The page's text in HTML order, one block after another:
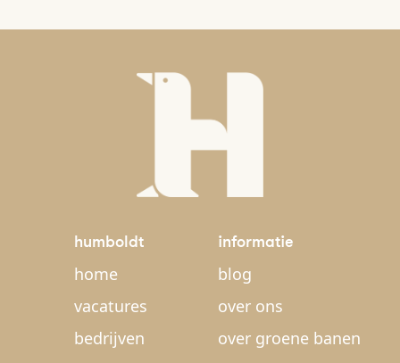
humboldt
home
vacatures
bedrijven
informatie
blog
over ons
over groene banen